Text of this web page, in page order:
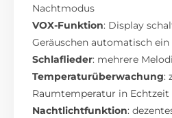
Nachtmodus
VOX-Funktion: Display
Geräuschen automatisch ein
Schlaflieder: mehrere
Temperaturüberwachung:
Raumtemperatur in Echtzeit
Nachtlichtfunktion: